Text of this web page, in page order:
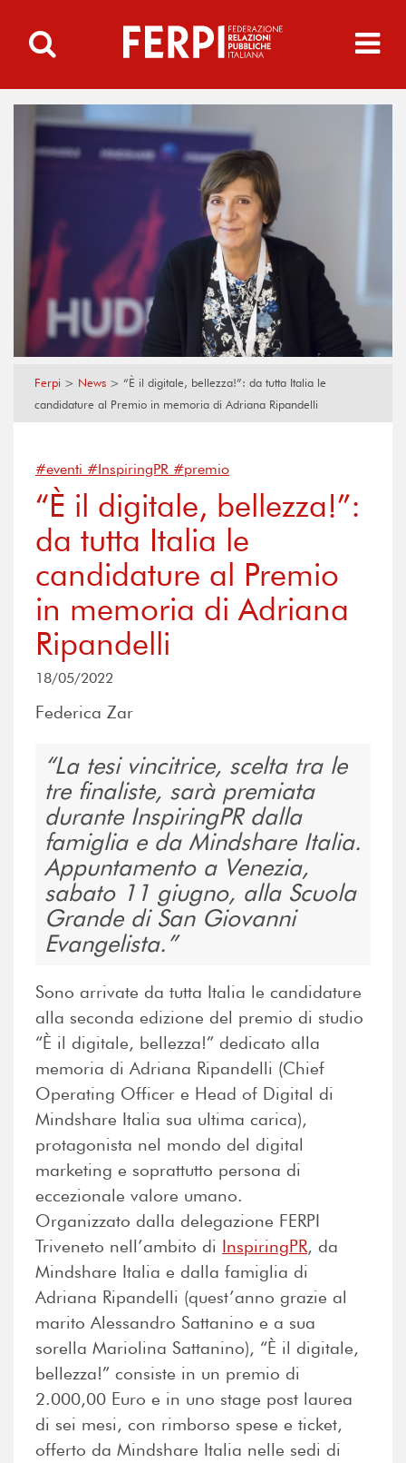
Ferpi > News > “È il digitale, bellezza!”: da tutta Italia le
candidature al Premio in memoria di Adriana Ripandelli
#eventi #InspiringPR #premio
“È il digitale, bellezza!”:
da tutta Italia le
candidature al Premio
in memoria di Adriana
Ripandelli
18/05/2022
Federica Zar
La tesi vincitrice, scelta tra le
tre finaliste, sarà premiata
durante InspiringPR dalla
famiglia e da Mindshare Italia.
Appuntamento a Venezia,
sabato 11 giugno, alla Scuola
Grande di San Giovanni
Evangelista.
Sono arrivate da tutta Italia le candidature
alla seconda edizione del premio di studio
“È il digitale, bellezza!” dedicato alla
memoria di Adriana Ripandelli (Chief
Operating Officer e Head of Digital di
Mindshare Italia sua ultima carica),
protagonista nel mondo del digital
marketing e soprattutto persona di
eccezionale valore umano.
Organizzato dalla delegazione FERPI
Triveneto nell’ambito di InspiringPR, da
Mindshare Italia e dalla famiglia di
Adriana Ripandelli (quest’anno grazie al
marito Alessandro Sattanino e a sua
sorella Mariolina Sattanino), “È il digitale,
bellezza!” consiste in un premio di
2.000,00 Euro e in uno stage post laurea
di sei mesi, con rimborso spese e ticket,
offerto da Mindshare Italia nelle sedi di